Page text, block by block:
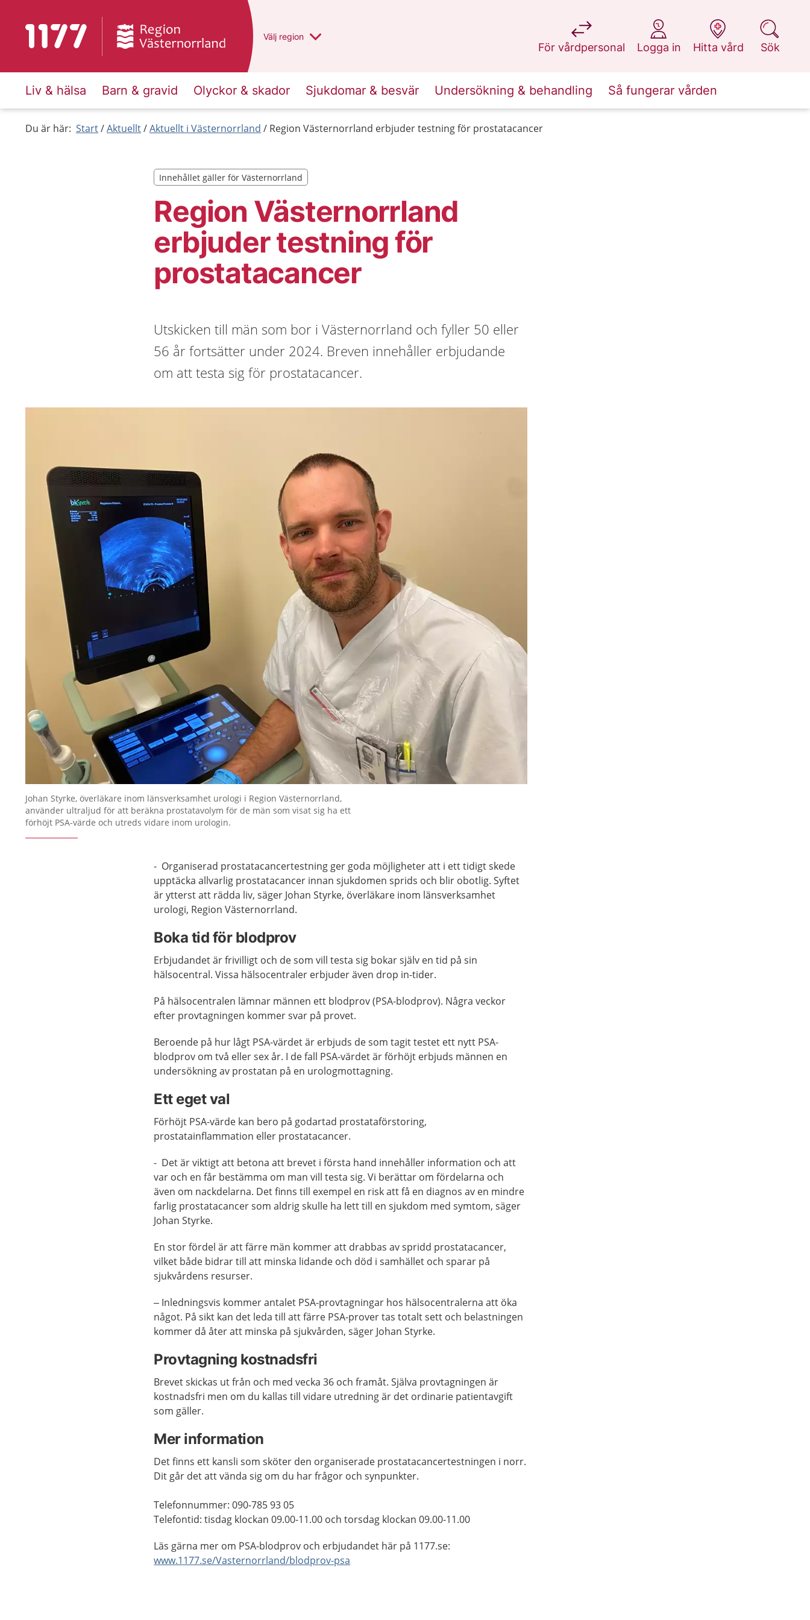
Till startsidan för 1177 Du har valt region
Välj en annan
region
För vårdpersonal
på 1177.se
Logga in
på 1177.se
Hitta vård
på 1177.se
Sök
på 1177.se
Liv & hälsa Barn & gravid Olyckor & skador Sjukdomar & besvär Undersökning & behandling Så fungerar vården
Du är här: Start Aktuellt Aktuellt i Västernorrland Region Västernorrland erbjuder testning för prostatacancer
Region Västernorrland
erbjuder testning för
prostatacancer
Innehållet gäller för Västernorrland
Innehållet gäller för Västernorrland
Utskicken till män som bor i Västernorrland och fyller 50 eller
56 år fortsätter under 2024. Breven innehåller erbjudande
om att testa sig för prostatacancer.
Johan Styrke, överläkare inom länsverksamhet urologi i Region Västernorrland,
använder ultraljud för att beräkna prostatavolym för de män som visat sig ha ett
förhöjt PSA-värde och utreds vidare inom urologin.
- Organiserad prostatacancertestning ger goda möjligheter att i ett tidigt skede
upptäcka allvarlig prostatacancer innan sjukdomen sprids och blir obotlig. Syftet
är ytterst att rädda liv, säger Johan Styrke, överläkare inom länsverksamhet
urologi, Region Västernorrland.
Boka tid för blodprov
Erbjudandet är frivilligt och de som vill testa sig bokar själv en tid på sin
hälsocentral. Vissa hälsocentraler erbjuder även drop in-tider.
På hälsocentralen lämnar männen ett blodprov (PSA-blodprov). Några veckor
efter provtagningen kommer svar på provet.
Beroende på hur lågt PSA-värdet är erbjuds de som tagit testet ett nytt PSA-
blodprov om två eller sex år. I de fall PSA-värdet är förhöjt erbjuds männen en
undersökning av prostatan på en urologmottagning.
Ett eget val
Förhöjt PSA-värde kan bero på godartad prostataförstoring,
prostatainflammation eller prostatacancer.
- Det är viktigt att betona att brevet i första hand innehåller information och att
var och en får bestämma om man vill testa sig. Vi berättar om fördelarna och
även om nackdelarna. Det finns till exempel en risk att få en diagnos av en mindre
farlig prostatacancer som aldrig skulle ha lett till en sjukdom med symtom, säger
Johan Styrke.
En stor fördel är att färre män kommer att drabbas av spridd prostatacancer,
vilket både bidrar till att minska lidande och död i samhället och sparar på
sjukvårdens resurser.
– Inledningsvis kommer antalet PSA-provtagningar hos hälsocentralerna att öka
något. På sikt kan det leda till att färre PSA-prover tas totalt sett och belastningen
kommer då åter att minska på sjukvården, säger Johan Styrke.
Provtagning kostnadsfri
Brevet skickas ut från och med vecka 36 och framåt. Själva provtagningen är
kostnadsfri men om du kallas till vidare utredning är det ordinarie patientavgift
som gäller.
Mer information
Det finns ett kansli som sköter den organiserade prostatacancertestningen i norr.
Dit går det att vända sig om du har frågor och synpunkter.
Telefonnummer: 090-785 93 05
Telefontid:tisdag klockan 09.00-11.00 ochtorsdag klockan 09.00-11.00
Läs gärna mer om PSA-blodprov och erbjudandet här på 1177.se:
www.1177.se/Vasternorrland/blodprov-psa